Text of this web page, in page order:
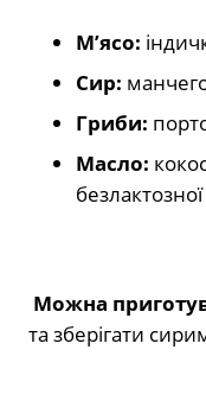
М’ясо:
Сир:
Гриби:
Масло:
безлактозної
Можна
та зберігати